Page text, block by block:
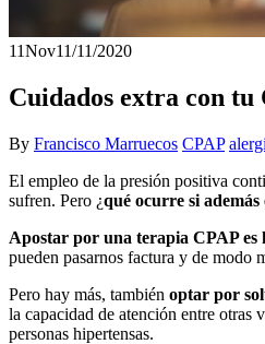
11Nov11/11/2020
Cuidados extra con tu
By Francisco Marruecos CPAP
El empleo de la presión positiva
sufren. Pero ¿qué ocurre si
Apostar por una terapia CPAP es
pueden pasarnos factura y de modo
Pero hay más, también optar por
la capacidad de atención entre otras
personas hipertensas.